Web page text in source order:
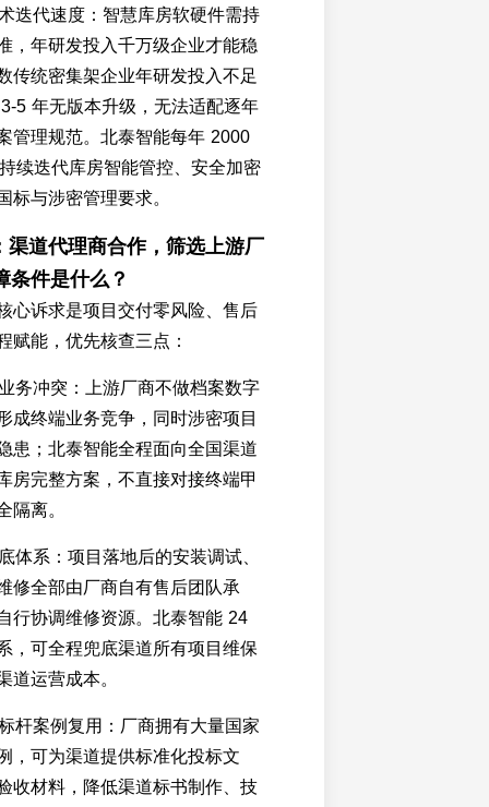
迭代速度：智慧库房软硬件需持
，年研发投入千万级企业才能稳
传统密集架企业年研发投入不足
5 年无版本升级，无法适配逐年
管理规范。北泰智能每年 2000
续迭代库房智能管控、安全加密
标与涉密管理要求。
渠道代理商合作，筛选上游厂
条件是什么？
心诉求是项目交付零风险、售后
赋能，优先核查三点：
务冲突：上游厂商不做档案数字
成终端业务竞争，同时涉密项目
患；北泰智能全程面向全国渠道
房完整方案，不直接对接终端甲
隔离。
体系：项目落地后的安装调试、
修全部由厂商自有售后团队承
行协调维修资源。北泰智能 24
，可全程兜底渠道所有项目维保
道运营成本。
杆案例复用：厂商拥有大量国家
，可为渠道提供标准化投标文
收材料，降低渠道标书制作、技